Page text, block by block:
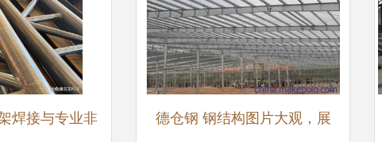
焊接与专业非 德仓钢 钢结构图片大观，展